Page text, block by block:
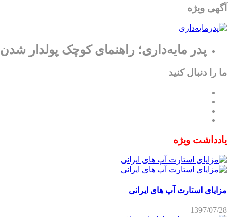
آگهی ویژه
پدر مایه‌داری؛ راهنمای کوچک پولدار شدن
ما را دنبال کنید
یادداشت ویژه
مزایای استارت آپ های ایرانی
1397/07/28